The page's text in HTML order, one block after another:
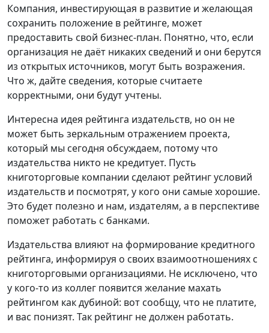
Компания, инвестирующая в развитие и желающая
сохранить положение в рейтинге, может
предоставить свой бизнес-план. Понятно, что, если
организация не даёт никаких сведений и они берутся
из открытых источников, могут быть возражения.
Что ж, дайте сведения, которые считаете
корректными, они будут учтены.
Интересна идея рейтинга издательств, но он не
может быть зеркальным отражением проекта,
который мы сегодня обсуждаем, потому что
издательства никто не кредитует. Пусть
книготорговые компании сделают рейтинг условий
издательств и посмотрят, у кого они самые хорошие.
Это будет полезно и нам, издателям, а в перспективе
поможет работать с банками.
Издательства влияют на формирование кредитного
рейтинга, информируя о своих взаимоотношениях с
книготорговыми организациями. Не исключено, что
у кого-то из коллег появится желание махать
рейтингом как дубиной: вот сообщу, что не платите,
и вас понизят. Так рейтинг не должен работать.